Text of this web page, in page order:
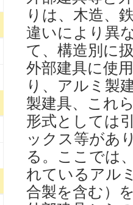
りは、木造、
違いにより異
て、構造別に
外部建具に使
り、アルミ製
製建具、これ
形式としては
ックス等があ
る。ここでは
れているアル
合製を含む）